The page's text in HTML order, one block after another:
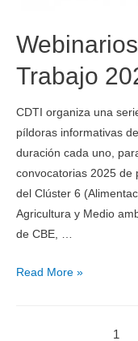
Trabajo
CDTI organiza una
píldoras informativas
duración cada uno,
convocatorias 2025 de
del Clúster 6
Agricultura y Medio
de CBE, …
Read More »
1